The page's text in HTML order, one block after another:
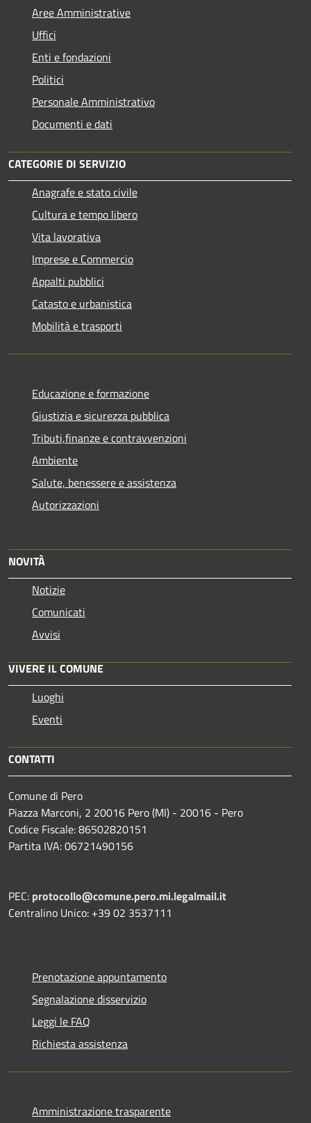
Aree Amministrative
Uffici
Enti e fondazioni
Politici
Personale Amministrativo
Documenti e dati
CATEGORIE DI SERVIZIO
Anagrafe e stato civile
Cultura e tempo libero
Vita lavorativa
Imprese e Commercio
Appalti pubblici
Catasto e urbanistica
Mobilità e trasporti
Educazione e formazione
Giustizia e sicurezza pubblica
Tributi,finanze e contravvenzioni
Ambiente
Salute, benessere e assistenza
Autorizzazioni
NOVITÀ
Notizie
Comunicati
Avvisi
VIVERE IL COMUNE
Luoghi
Eventi
CONTATTI
Comune di Pero
Piazza Marconi, 2 20016 Pero (MI) - 20016 - Pero
Codice Fiscale: 86502820151
Partita IVA: 06721490156
PEC: protocollo@comune.pero.mi.legalmail.it
Centralino Unico: +39 02 3537111
Prenotazione appuntamento
Segnalazione disservizio
Leggi le FAQ
Richiesta assistenza
Amministrazione trasparente